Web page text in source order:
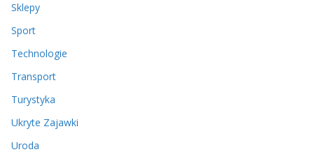
Sklepy
Sport
Technologie
Transport
Turystyka
Ukryte Zajawki
Uroda